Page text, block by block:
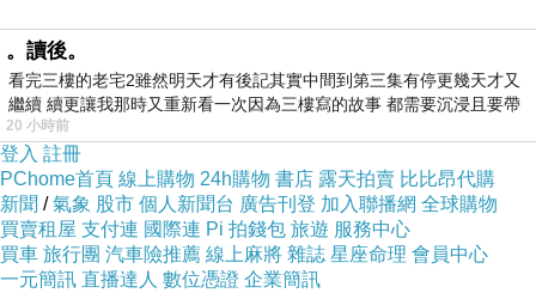
不用出門又可以用更便宜的價格買到想買的東西，不是很
棒嗎，
對了，她跟我說的產品網址在這裡
http://vbtrax.com/track/clicks/2313/c627c2ba9e
0221d6fc9cbd2e8d2b891473624ccf74e4f0ab4
16db0066607?
subid_1=&subid_2=&subid_3=&t=http%3A%2F
。讀後。
看完三樓的老宅2雖然明天才有後記其實中間到第三集有停更幾天才又
繼續 續更讓我那時又重新看一次因為三樓寫的故事 都需要沉浸且要帶
有
20 小時前
登入 註冊
PChome首頁 線上購物 24h購物 書店 露天拍賣 比比昂代購
新聞 /氣象 股市 個人新聞台 廣告刊登 加入聯播網 全球購物
買賣租屋 支付連 國際連 Pi 拍錢包 旅遊 服務中心
買車 旅行團 汽車險推薦 線上麻將 雜誌 星座命理 會員中心
一元簡訊 直播達人 數位憑證 企業簡訊